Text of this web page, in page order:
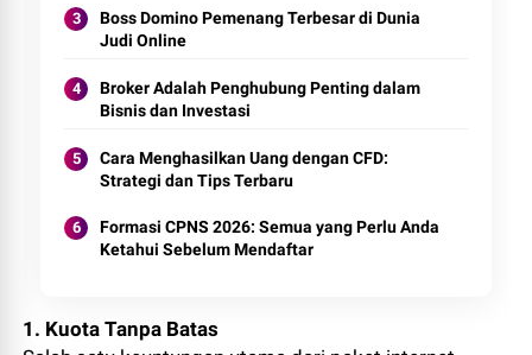
Boss Domino Pemenang Terbesar di Dunia
Judi Online
Broker Adalah Penghubung Penting dalam
Bisnis dan Investasi
Cara Menghasilkan Uang dengan CFD:
Strategi dan Tips Terbaru
Formasi CPNS 2026: Semua yang Perlu Anda
Ketahui Sebelum Mendaftar
1. Kuota Tanpa Batas